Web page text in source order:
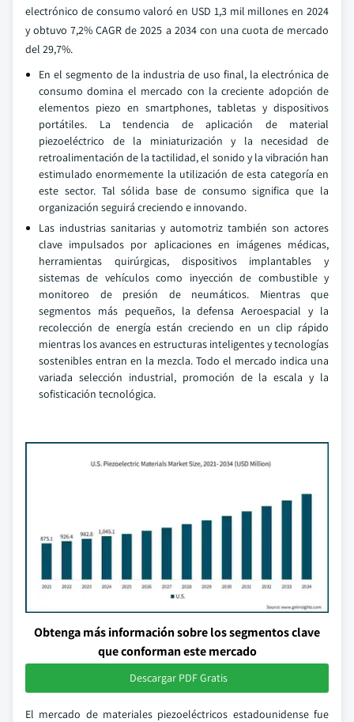
electrónico de consumo valoró en USD 1,3 mil millones en 2024
y obtuvo 7,2% CAGR de 2025 a 2034 con una cuota de mercado
del 29,7%.
En el segmento de la industria de uso final, la electrónica de
consumo domina el mercado con la creciente adopción de
elementos piezo en smartphones, tabletas y dispositivos
portátiles. La tendencia de aplicación de material
piezoeléctrico de la miniaturización y la necesidad de
retroalimentación de la tactilidad, el sonido y la vibración han
estimulado enormemente la utilización de esta categoría en
este sector. Tal sólida base de consumo significa que la
organización seguirá creciendo e innovando.
Las industrias sanitarias y automotriz también son actores
clave impulsados por aplicaciones en imágenes médicas,
herramientas quirúrgicas, dispositivos implantables y
sistemas de vehículos como inyección de combustible y
monitoreo de presión de neumáticos. Mientras que
segmentos más pequeños, la defensa Aeroespacial y la
recolección de energía están creciendo en un clip rápido
mientras los avances en estructuras inteligentes y tecnologías
sostenibles entran en la mezcla. Todo el mercado indica una
variada selección industrial, promoción de la escala y la
sofisticación tecnológica.
Obtenga más información sobre los segmentos clave
que conforman este mercado
Descargar PDF Gratis
El mercado de materiales piezoeléctricos estadounidense fue